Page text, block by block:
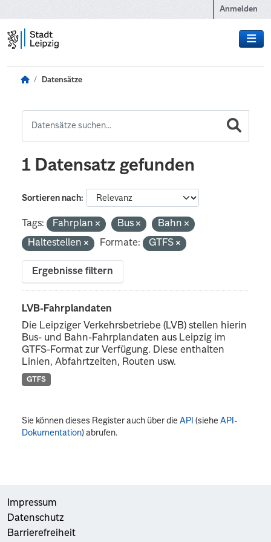
Anmelden
Datensätze
1 Datensatz gefunden
Sortieren nach
Tags: Fahrplan Bus
Bahn
Haltestellen
Formate: GTFS
Ergebnisse filtern
LVB-Fahrplandaten
Die Leipziger Verkehrsbetriebe (LVB) stellen hierin
Bus- und Bahn-Fahrplandaten aus Leipzig im
GTFS-Format zur Verfügung. Diese enthalten
Linien, Abfahrtzeiten, Routen usw.
GTFS
Sie können dieses Register auch über dieAPI (sieheAPI-
Dokumentation) abrufen.
Impressum
Datenschutz
Barrierefreiheit